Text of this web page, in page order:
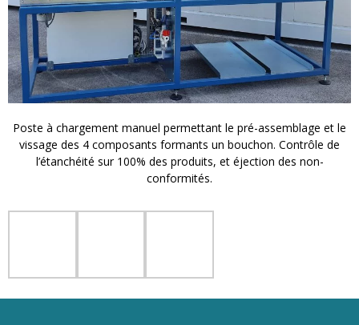
Poste à chargement manuel permettant le pré-assemblage et le
vissage des 4 composants formants un bouchon. Contrôle de
l’étanchéité sur 100% des produits, et éjection des non-
conformités.